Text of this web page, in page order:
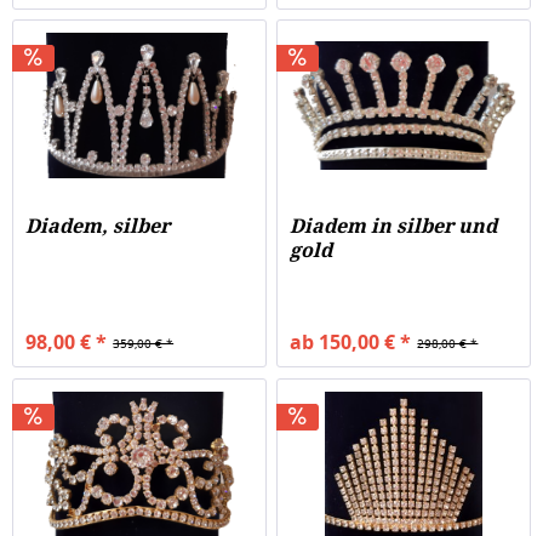
Diadem, silber
359,00 € *
98,00 € *
Diadem in silber und
gold
298,00 € *
ab 150,00 € *